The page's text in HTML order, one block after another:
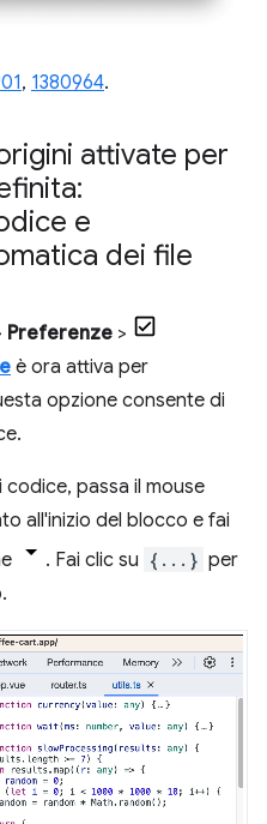
, 1380964.
attivate per
e
dei file
Preferenze >
è ora attiva per
opzione consente di
passa il mouse
all'inizio del blocco e fai
. Fai clic su {...} per